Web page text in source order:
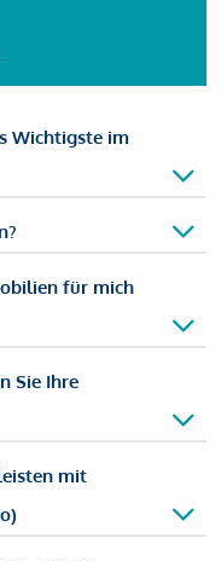
Wichtigste im
für mich
Sie Ihre
mit